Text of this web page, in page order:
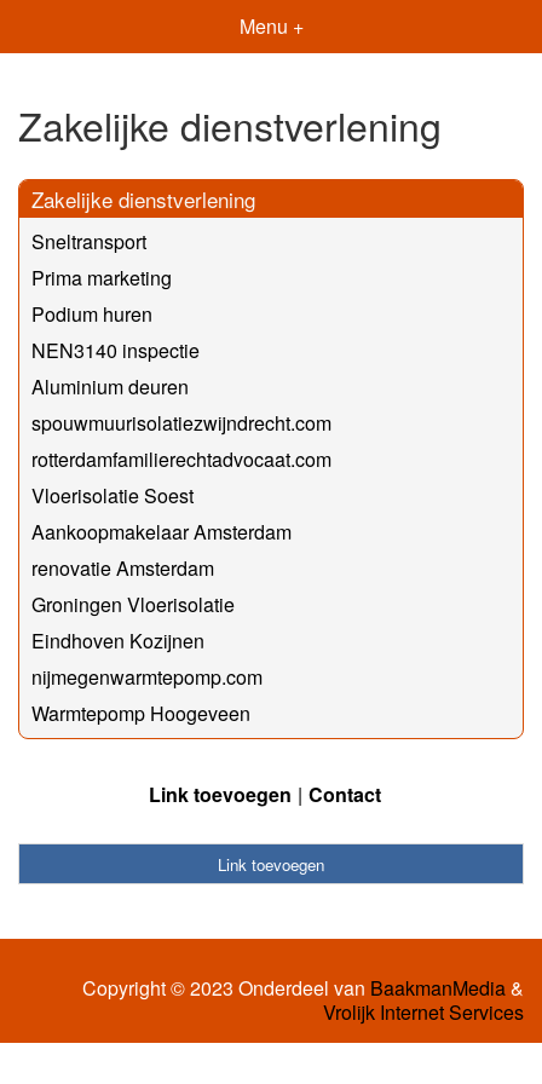
Menu +
Zakelijke dienstverlening
Zakelijke dienstverlening
Sneltransport
Prima marketing
Podium huren
NEN3140 inspectie
Aluminium deuren
spouwmuurisolatiezwijndrecht.com
rotterdamfamilierechtadvocaat.com
Vloerisolatie Soest
Aankoopmakelaar Amsterdam
renovatie Amsterdam
Groningen Vloerisolatie
Eindhoven Kozijnen
nijmegenwarmtepomp.com
Warmtepomp Hoogeveen
Link toevoegen Contact
Link toevoegen
Copyright © 2023 Onderdeel van BaakmanMedia&
Vrolijk Internet Services